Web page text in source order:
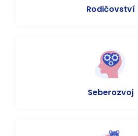
Rodičovství
Seberozvoj